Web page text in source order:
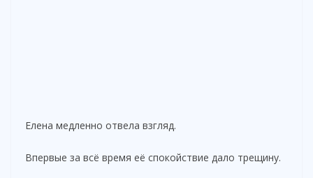
Елена медленно отвела взгляд.
Впервые за всё время её спокойствие дало трещину.